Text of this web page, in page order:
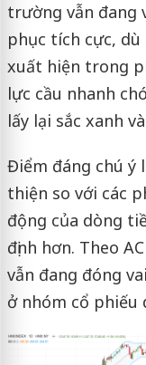
trường vẫn đang
phục tích cực,
xuất hiện trong
lực cầu nhanh
lấy lại sắc xanh
Điểm đáng chú ý
thiện so với các
động của dòng
định hơn. Theo
vẫn đang đóng
ở nhóm cổ phiếu